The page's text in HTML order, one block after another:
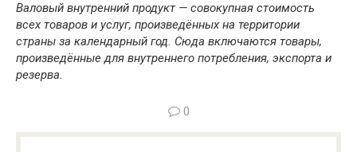
Валовый внутренний продукт — совокупная стоимость
всех товаров и услуг, произведённых на территории
страны за календарный год. Сюда включаются товары,
произведённые для внутреннего потребления, экспорта и
резерва.
0